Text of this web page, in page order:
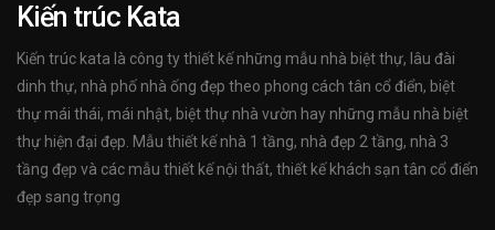
Kiến trúc Kata
Kiến trúc kata là công ty thiết kế những mẫu nhà biệt thự, lâu đài
dinh thự, nhà phố nhà ống đẹp theo phong cách tân cổ điển, biệt
thự mái thái, mái nhật, biệt thự nhà vườn hay những mẫu nhà biệt
thự hiện đại đẹp. Mẫu thiết kế nhà 1 tầng, nhà đẹp 2 tầng, nhà 3
tầng đẹp và các mẫu thiết kế nội thất, thiết kế khách sạn tân cổ điển
đẹp sang trọng